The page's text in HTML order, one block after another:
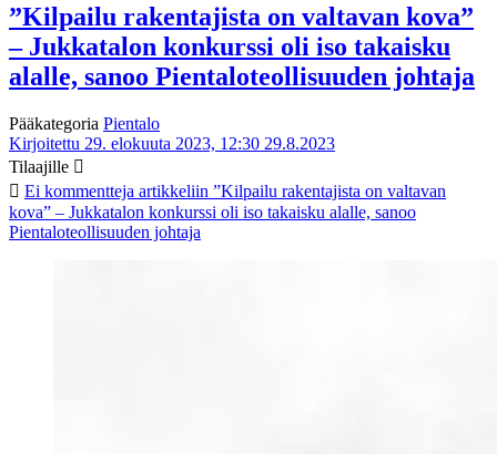
”Kilpailu rakentajista on valtavan kova”
– Jukkatalon konkurssi oli iso takaisku
alalle, sanoo Pientaloteollisuuden johtaja
Pääkategoria Pientalo
Kirjoitettu 29. elokuuta 2023, 12:30 29.8.2023
Tilaajille
Ei kommentteja artikkeliin ”Kilpailu rakentajista on valtavan
kova” – Jukkatalon konkurssi oli iso takaisku alalle, sanoo
Pientaloteollisuuden johtaja